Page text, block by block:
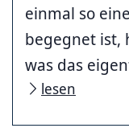
einmal so
begegnet ist,
was das
lesen